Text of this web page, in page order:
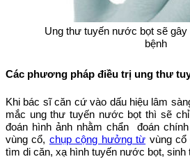
Ung thư tuyến nước bọt sẽ
bệnh
Các phương pháp điều trị ung thư
Khi bác sĩ căn cứ vào dấu hiệu lâm
mắc ung thư tuyến nước bọt thì sẽ
đoán hình ảnh nhằm chẩn đoán
vùng cổ, chụp cộng hưởng từ vùng cổ
tìm di căn, xạ hình tuyến nước bọt,